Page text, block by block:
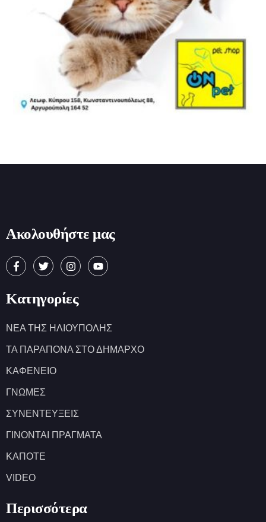
Ακολουθήστε μας
Κατηγορίες
ΝΕΑ ΤΗΣ ΗΛΙΟΥΠΟΛΗΣ
ΤΑ ΠΑΡΑΠΟΝΑ ΣΤΟ ΔΗΜΑΡΧΟ
ΚΑΦΕΝΕΙΟ
ΓΝΩΜΕΣ
ΣΥΝΕΝΤΕΥΞΕΙΣ
ΓΙΝΟΝΤΑΙ ΠΡΑΓΜΑΤΑ
ΚΑΠΟΤΕ
VIDEO
Περισσότερα